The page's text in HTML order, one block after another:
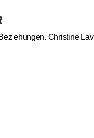
Christine